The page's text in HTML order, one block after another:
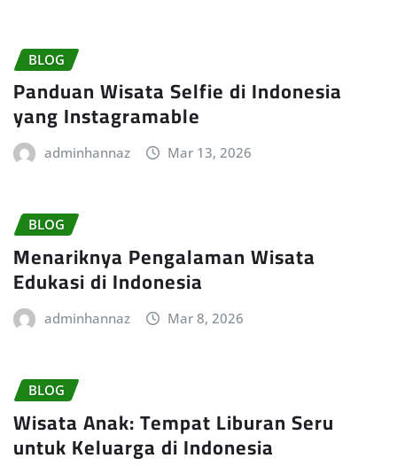
BLOG
Panduan Wisata Selfie di Indonesia
yang Instagramable
adminhannaz Mar 13, 2026
BLOG
Menariknya Pengalaman Wisata
Edukasi di Indonesia
adminhannaz Mar 8, 2026
BLOG
Wisata Anak: Tempat Liburan Seru
untuk Keluarga di Indonesia